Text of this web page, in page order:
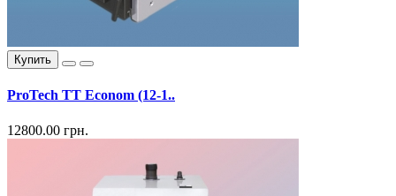
Купить
ProTech ТТ Econom (12-1..
12800.00 грн.